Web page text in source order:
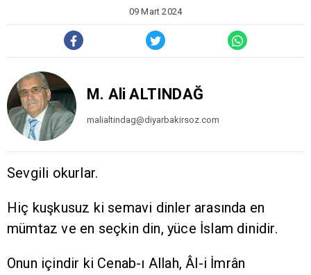
09 Mart 2024
M. Ali ALTINDAĞ
malialtindag@diyarbakirsoz.com
Sevgili okurlar.
Hiç kuşkusuz ki semavi dinler arasında en
mümtaz ve en seçkin din, yüce İslam dinidir.
Onun içindir ki Cenab-ı Allah, Âl-i İmrân